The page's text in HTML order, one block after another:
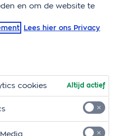
medicinale
van
tumoren kan de kwaliteit
verlengen of verbeteren.
OHRA hiervoor biedt.
en om de website te
Lees hier ons Privacy
cookies Altijd actief